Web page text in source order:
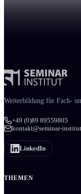
Weiter­bildung für Fach-
+49 (0)89 89559805
kontakt@seminar-
LinkedIn
THEMEN